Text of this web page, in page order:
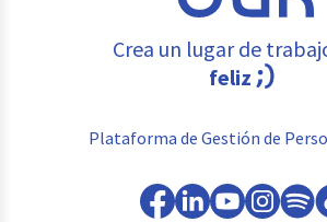
Crea un lugar de
feliz
Plataforma de Gestión de